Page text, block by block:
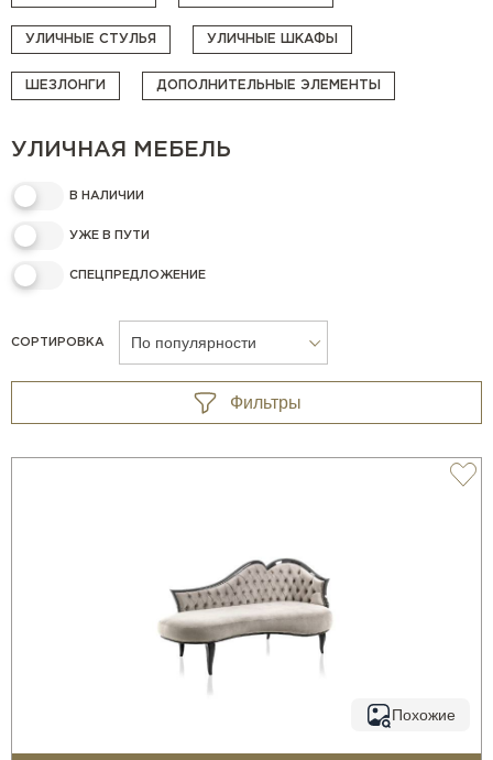
УЛИЧНЫЕ СТУЛЬЯ УЛИЧНЫЕ ШКАФЫ
ШЕЗЛОНГИ ДОПОЛНИТЕЛЬНЫЕ ЭЛЕМЕНТЫ
УЛИЧНАЯ МЕБЕЛЬ
В НАЛИЧИИ
УЖЕ В ПУТИ
СПЕЦПРЕДЛОЖЕНИЕ
СОРТИРОВКА По популярности
Фильтры
Похожие